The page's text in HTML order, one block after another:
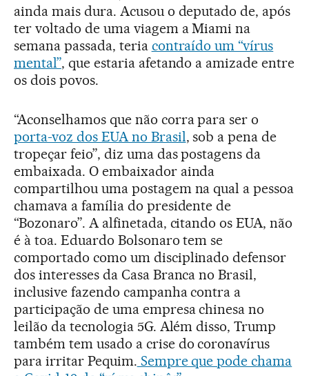
ainda mais dura. Acusou o deputado de, após
ter voltado de uma viagem a Miami na
semana passada, teria contraído um “vírus
mental”, que estaria afetando a amizade entre
os dois povos.
“Aconselhamos que não corra para ser o
porta-voz dos EUA no Brasil, sob a pena de
tropeçar feio”, diz uma das postagens da
embaixada. O embaixador ainda
compartilhou uma postagem na qual a pessoa
chamava a família do presidente de
“Bozonaro”. A alfinetada, citando os EUA, não
é à toa. Eduardo Bolsonaro tem se
comportado como um disciplinado defensor
dos interesses da Casa Branca no Brasil,
inclusive fazendo campanha contra a
participação de uma empresa chinesa no
leilão da tecnologia 5G. Além disso, Trump
também tem usado a crise do coronavírus
para irritar Pequim. Sempre que pode chama